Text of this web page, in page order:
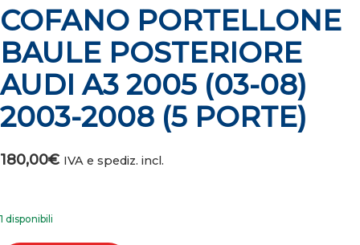
COFANO PORTELLONE
BAULE POSTERIORE
AUDI A3 2005 (03-08)
2003-2008 (5 PORTE)
180,00€ IVA e spediz. incl.
1 disponibili